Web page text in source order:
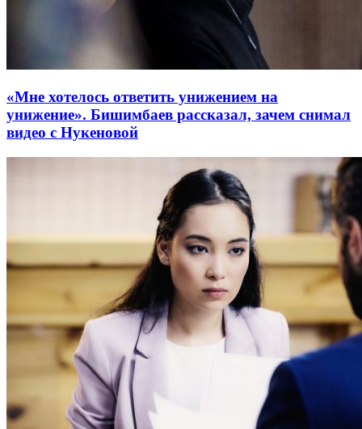
«Мне хотелось ответить унижением на
унижение». Бишимбаев рассказал, зачем снимал
видео с Нукеновой